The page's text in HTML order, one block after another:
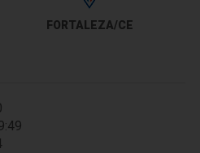
FORTALEZA/CE